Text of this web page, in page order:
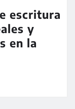
escritura
y
en la